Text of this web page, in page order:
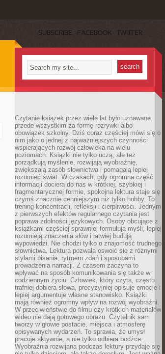
SUBSCRIBE FACEBOOK TWITTER
Czytanie książek przez wiele lat było uznawane
przede wszystkim za formę rozrywki albo
obowiązek szkolny. Dziś coraz częściej mówi się o
nim jako o jednej z najważniejszych czynności
wspierających rozwój człowieka na wielu
poziomach. Książki nie tylko uczą, ale też
porządkują myślenie, rozwijają wyobraźnię,
zwiększają zasób słownictwa i pomagają lepiej
rozumieć świat. W czasach, gdy ogromna część
informacji dociera do nas w krótkiej, szybkiej i
fragmentarycznej formie, spokojna lektura staje się
czymś znacznie cenniejszym niż tylko hobby. To
trening koncentracji, refleksji i cierpliwości. Jednym
z pierwszych efektów regularnego czytania jest
poprawa zdolności językowych. Osoby obcujące z
książkami częściej sprawniej formułują myśli, lepiej
rozumieją znaczenia słów i łatwiej budują
wypowiedzi. Nie chodzi tylko o znajomość trudnego
słownictwa. Lektura pozwala oswoić się z różnymi
stylami pisania, rytmem zdań i sposobami
prowadzenia narracji. Z czasem zaczyna to
wpływać na sposób komunikowania się także w
codziennym życiu. Człowiek, który czyta, często
trafniej dobiera słowa, precyzyjniej opisuje emocje i
lepiej argumentuje własne stanowisko. Książki
mają również ogromny wpływ na rozwój wyobraźni.
W przeciwieństwie do filmu czy krótkich materiałów
wideo nie dają gotowego obrazu. Czytelnik sam
tworzy w głowie postacie, miejsca i atmosferę
opisywanych wydarzeń. To sprawia, że umysł
pracuje aktywnie, a nie tylko odbiera bodźce.
Wyobraźnia rozwijana podczas lektury przydaje się